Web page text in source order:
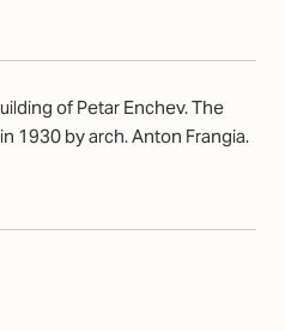
of Petar Enchev. The
1930 by arch. Anton Frangia.